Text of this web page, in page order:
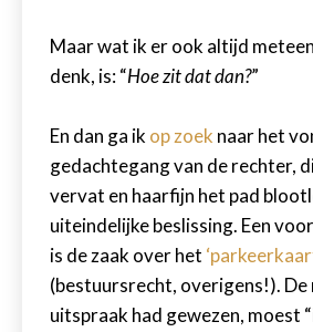
Maar wat ik er ook altijd
denk, is: “Hoe zit dat dan?”
En dan ga ik op zoek naar het
gedachtegang van de rechter,
vervat en haarfijn het pad
uiteindelijke beslissing. Een
is de zaak over het
(bestuursrecht, overigens!).
uitspraak had gewezen, moest